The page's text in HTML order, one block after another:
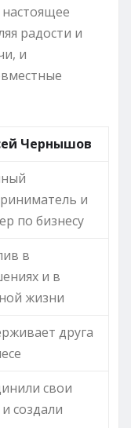
радости и
и
Чернышов
и
по бизнесу
в
и в
жизни
друга
свои
создали